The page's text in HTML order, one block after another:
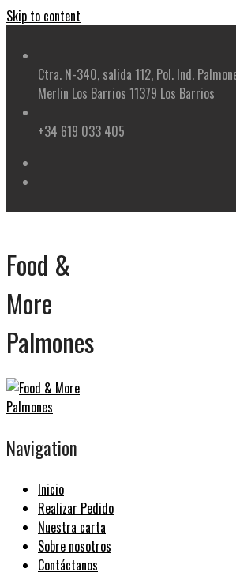
Skip to content
Ctra. N-340, salida 112, Pol. Ind.
Merlin Los Barrios 11379 Los Barrios
+34 619 033 405
Food &
More
Palmones
Navigation
Inicio
Realizar Pedido
Nuestra carta
Sobre nosotros
Contáctanos